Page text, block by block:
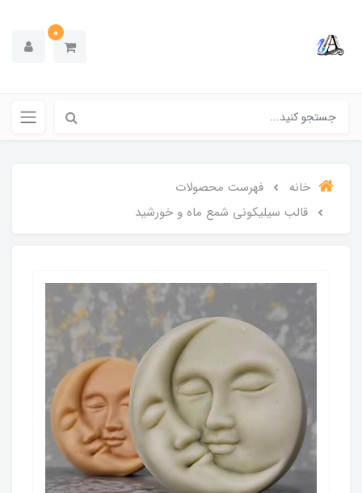
0
خانه
فهرست محصولات
قالب سیلیکونی شمع ماه و خورشید